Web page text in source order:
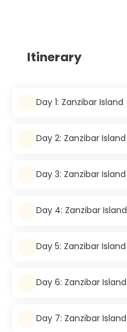
Itinerary
Day 1: Zanzibar Island
Day 2: Zanzibar Island
Day 3: Zanzibar Island
Day 4: Zanzibar Island
Day 5: Zanzibar Island
Day 6: Zanzibar Island
Day 7: Zanzibar Island